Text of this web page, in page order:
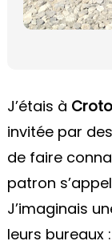
J’étais à
invitée par
de faire
patron
J’imaginais
leurs bureaux